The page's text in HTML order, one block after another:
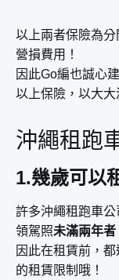
以上兩者保險為
營損費用！
因此Go編也誠心
以上保險，以大大
沖繩租跑
1.幾歲可以
許多沖繩租跑車公
領駕照未滿兩年者
因此在租賃前，
的租賃限制哦！